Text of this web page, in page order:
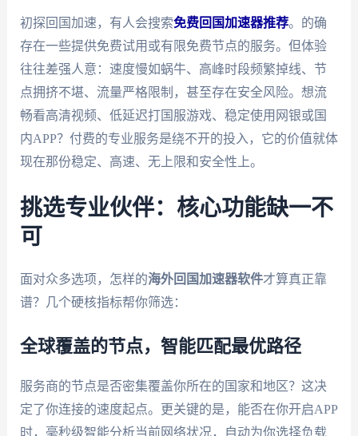
初探回国加速，有人会搜索免费回国加速器推荐。的确
存在一些提供免费试用或有限免费节点的服务。但体验
往往差强人意：速度慢如蜗牛、高峰时段频繁掉线、节
点拥挤不堪、流量严格限制，甚至存在安全风险。想流
畅看高清视频、低延迟打国服游戏、稳定使用网银或国
内APP？付费的专业服务是绕不开的投入，它的价值就体
现在那份稳定、高速、无上限和安全性上。
挑选专业伙伴：核心功能缺一不
可
面对众多选项，怎样的海外回国加速器软件才算真正靠
谱？几个硬核指标帮你筛选：
全球覆盖的节点，智能匹配最优路径
服务商的节点是否密集覆盖你所在的国家和地区？这决
定了你连接的速度起点。更关键的是，能否在你开启APP
时，毫秒级智能分析当前网络状况，自动为你选择负载